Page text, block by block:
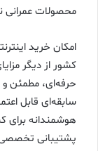
محصولات عمرانی
امکان خرید
کشور از دیگر
حرفه‌ای، مطمئن و
سابقه‌ای قابل
هوشمندانه
پشتیبانی تخصصی